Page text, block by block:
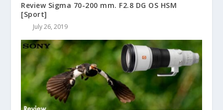
Review Sigma 70-200 mm. F2.8 DG OS HSM
[Sport]
July 26, 2019